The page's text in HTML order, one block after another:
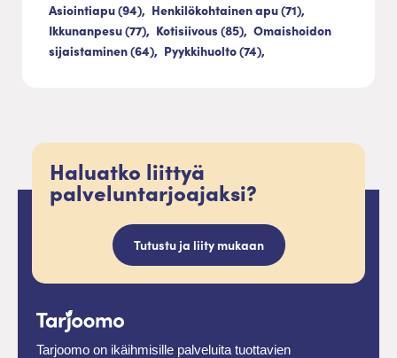
Asiointiapu (94), Henkilökohtainen apu (71),
Ikkunanpesu (77), Kotisiivous (85), Omaishoidon
sijaistaminen (64), Pyykkihuolto (74),
Haluatko liittyä
palveluntarjoajaksi?
Tutustu ja liity mukaan
Tarjoomo on ikäihmisille palveluita tuottavien